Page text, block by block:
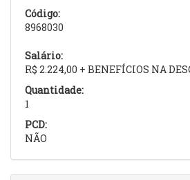
Código:
8968030
Salário:
R$ 2.224,00 + BENEFÍCIOS NA
Quantidade:
1
PCD:
NÃO